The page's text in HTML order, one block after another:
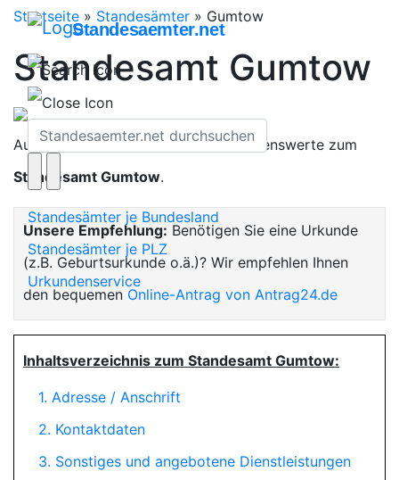
Standesaemter.net
Standesämter je Bundesland
Standesämter je PLZ
Urkundenservice
Startseite » Standesämter » Gumtow
Standesamt Gumtow
Auf dieser Seite finden Sie alles Wissenswerte zum
Standesamt Gumtow.
Unsere Empfehlung: Benötigen Sie eine Urkunde
(z.B. Geburtsurkunde o.ä.)? Wir empfehlen Ihnen
den bequemen Online-Antrag von Antrag24.de
Inhaltsverzeichnis zum Standesamt Gumtow:
1. Adresse / Anschrift
2. Kontaktdaten
3. Sonstiges und angebotene Dienstleistungen